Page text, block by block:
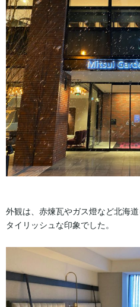
外観は、赤煉瓦やガス燈など北海
タイリッシュな印象でした。